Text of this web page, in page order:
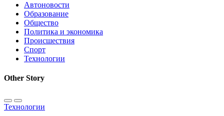
Автоновости
Образование
Общество
Политика и экономика
Происшествия
Спорт
Технологии
Other Story
Технологии